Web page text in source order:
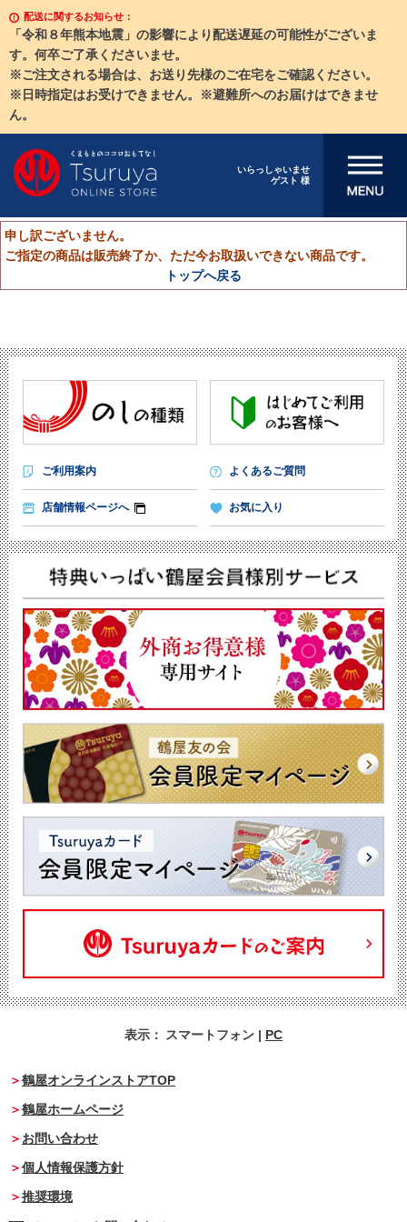
配送に関するお知らせ：
「令和８年熊本地震」の影響により配送遅延の可能性がございま
す。何卒ご了承くださいませ。
※ご注文される場合は、お送り先様のご在宅をご確認ください。
※日時指定はお受けできません。※避難所へのお届けはできませ
ん。
いらっしゃいませ
ゲスト 様
メニューを開
申し訳ございません。
ご指定の商品は販売終了か、ただ今お取扱いできない商品です。
トップへ戻る
ご利用案内 よくあるご質問
店舗情報ページへ お気に入り
表示： スマートフォン | PC
鶴屋オンラインストアTOP
鶴屋ホームページ
お問い合わせ
個人情報保護方針
推奨環境